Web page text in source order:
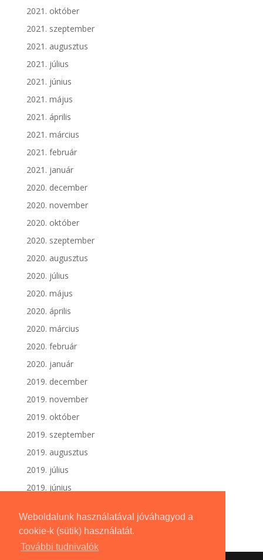
Weboldalunk használatával jóváhagyod a
cookie-k (sütik) használatát.
További tudnivalók
2021. október
2021. szeptember
2021. augusztus
2021. július
2021. június
2021. május
2021. április
2021. március
2021. február
2021. január
2020. december
2020. november
2020. október
2020. szeptember
2020. augusztus
2020. július
2020. május
2020. április
2020. március
2020. február
2020. január
2019. december
2019. november
2019. október
2019. szeptember
2019. augusztus
2019. július
2019. június